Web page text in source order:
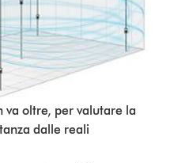
va oltre, per valutare la
dalle reali